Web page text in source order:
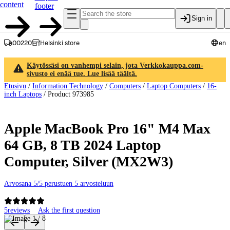
content
footer
Sign in
00220 Helsinki store en
Käytössäsi on vanhempi selain, jota Verkkokauppa.com-
sivusto ei enää tue. Lue lisää täältä.
Etusivu / Information Technology / Computers / Laptop Computers / 16-
inch Laptops / Product 973985
Apple MacBook Pro 16" M4 Max
64 GB, 8 TB 2024 Laptop
Computer, Silver (MX2W3)
Arvosana 5/5 perustuen 5 arvosteluun
5reviews Ask the first question